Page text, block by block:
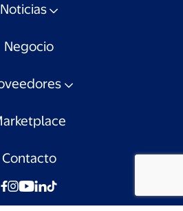
Noticias
Negocio
Contacto